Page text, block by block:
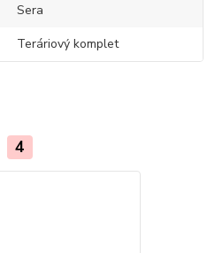
Sera
Teráriový komplet
4